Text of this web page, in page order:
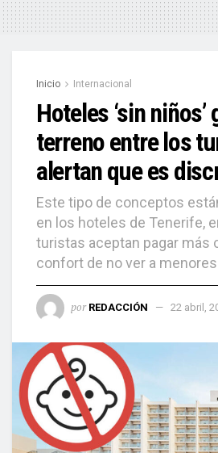
Inicio Internacional
Hoteles ‘sin niños’
terreno entre los
alertan que es
Este tipo de conceptos
en los hoteles de Tenerife,
turistas aceptan pagar más
confort de no ver a
por REDACCIÓN 22 abril,